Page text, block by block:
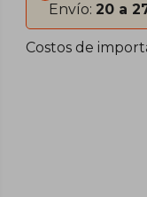
Envío: 20 a
Costos de